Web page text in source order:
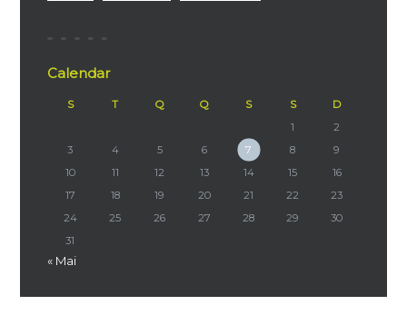
Calendar
S T Q Q S S
D
1
2
3
4 5 6 7 8
9
10
11 12 13 14 15
16
17
18 19 20 21 22
23
24
25 26 27 28 29
30
31
« Mai